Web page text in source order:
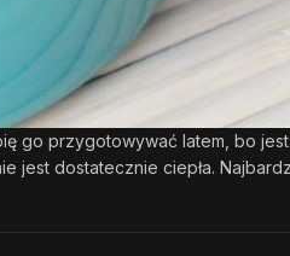
go przygotowywać latem, bo
jest dostatecznie ciepła.